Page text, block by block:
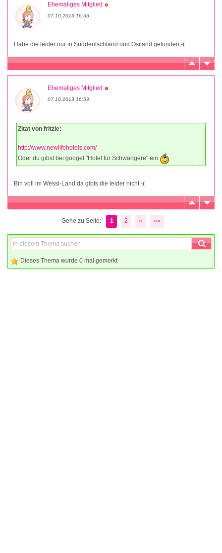
Ehemaliges Mitglied
07.10.2013 16:55
Habe die leider nur in Süddeutschland und Ösiland gefunden;-(
Ehemaliges Mitglied
07.10.2013 16:59
Zitat von fritzle:
http://www.newlifehotels.com/
Oder du gibst bei googel "Hotel für Schwangere" ein
Bin voll im Wessi-Land da gibts die leider nicht;-(
Gehe zu Seite: 1 2 » »»
Dieses Thema wurde 0 mal gemerkt